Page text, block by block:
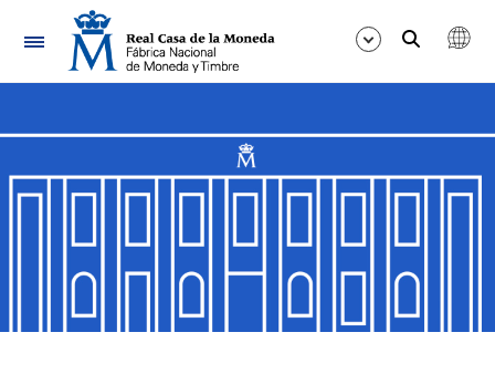
Navegació
Mostra/Amaga
Mostra/Amaga
Mostra/Amaga